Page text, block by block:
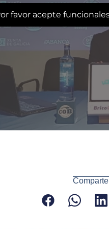
favor acepte